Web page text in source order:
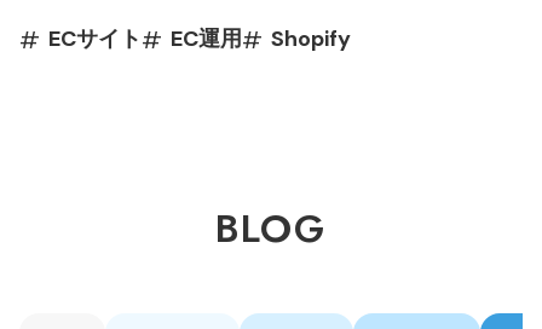
# ECサイト# EC運用# Shopify
BLOG